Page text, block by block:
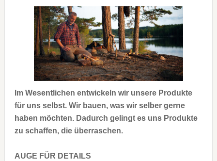
Im Wesentlichen entwickeln wir unsere Produkte
für uns selbst. Wir bauen, was wir selber gerne
haben möchten. Dadurch gelingt es uns Produkte
zu schaffen, die überraschen.
AUGE FÜR DETAILS